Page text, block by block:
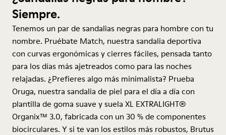
Siempre.
Tenemos un par de sandalias negras para hombre con tu
nombre. Pruébate Match, nuestra sandalia deportiva
con curvas ergonómicas y cierres fáciles, pensada tanto
para los días más ajetreados como para las noches
relajadas. ¿Prefieres algo más minimalista? Prueba
Oruga, nuestra sandalia de piel para el día a día con
plantilla de goma suave y suela XL EXTRALIGHT®
Organix™ 3.0, fabricada con un 30 % de componentes
biocirculares. Y si te van los estilos más robustos, Brutus